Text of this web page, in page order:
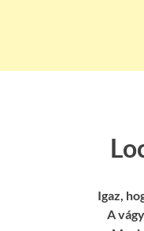
Igaz,
A